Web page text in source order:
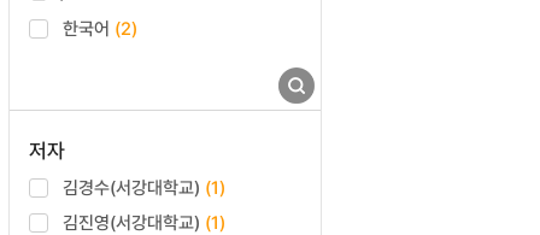
한국어 (2)
저자
김경수(서강대학교) (1)
김진영(서강대학교) (1)